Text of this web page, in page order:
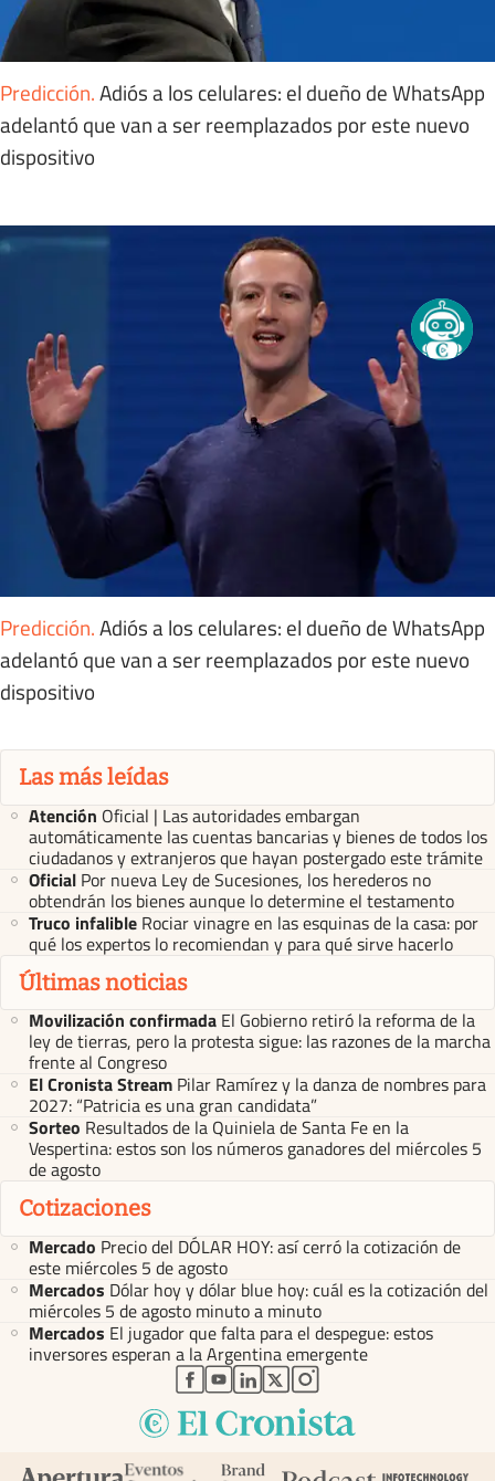
Predicción.Adiós a los celulares: el dueño de WhatsApp
adelantó que van a ser reemplazados por este nuevo
dispositivo
Predicción.Adiós a los celulares: el dueño de WhatsApp
adelantó que van a ser reemplazados por este nuevo
dispositivo
Las más leídas
Atención Oficial | Las autoridades embargan
automáticamente las cuentas bancarias y bienes de todos los
ciudadanos y extranjeros que hayan postergado este trámite
Oficial Por nueva Ley de Sucesiones, los herederos no
obtendrán los bienes aunque lo determine el testamento
Truco infalible Rociar vinagre en las esquinas de la casa: por
qué los expertos lo recomiendan y para qué sirve hacerlo
Últimas noticias
Movilización confirmada El Gobierno retiró la reforma de la
ley de tierras, pero la protesta sigue: las razones de la marcha
frente al Congreso
El Cronista Stream Pilar Ramírez y la danza de nombres para
2027: “Patricia es una gran candidata”
Sorteo Resultados de la Quiniela de Santa Fe en la
Vespertina: estos son los números ganadores del miércoles 5
de agosto
Cotizaciones
Mercado Precio del DÓLAR HOY: así cerró la cotización de
este miércoles 5 de agosto
Mercados Dólar hoy y dólar blue hoy: cuál es la cotización del
miércoles 5 de agosto minuto a minuto
Mercados El jugador que falta para el despegue: estos
inversores esperan a la Argentina emergente
abre en nueva pestaña
abre en nueva pestaña
abre en nueva pestaña
abre en nueva pestaña
abre en nueva pestaña